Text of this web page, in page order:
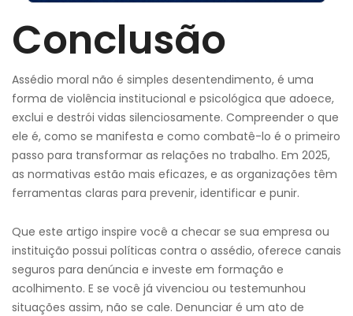
Conclusão
Assédio moral não é simples desentendimento, é uma
forma de violência institucional e psicológica que adoece,
exclui e destrói vidas silenciosamente. Compreender o que
ele é, como se manifesta e como combatê-lo é o primeiro
passo para transformar as relações no trabalho. Em 2025,
as normativas estão mais eficazes, e as organizações têm
ferramentas claras para prevenir, identificar e punir.
Que este artigo inspire você a checar se sua empresa ou
instituição possui políticas contra o assédio, oferece canais
seguros para denúncia e investe em formação e
acolhimento. E se você já vivenciou ou testemunhou
situações assim, não se cale. Denunciar é um ato de